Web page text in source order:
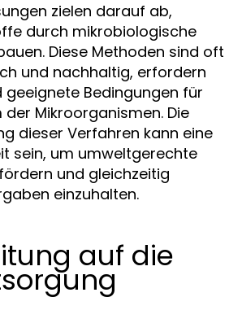
zielen darauf ab,
durch mikrobiologische
Diese Methoden sind oft
und nachhaltig, erfordern
geeignete Bedingungen für
Mikroorganismen. Die
dieser Verfahren kann eine
sein, um umweltgerechte
und gleichzeitig
einzuhalten.
auf die